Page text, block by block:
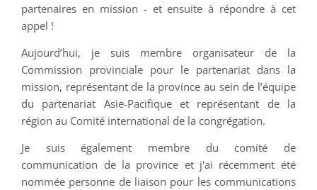
partenaires en mission - et ensuite à répondre à cet
appel !
Aujourd’hui, je suis membre organisateur de la
Commission provinciale pour le partenariat dans la
mission, représentant de la province au sein de l’équipe
du partenariat Asie-Pacifique et représentant de la
région au Comité international de la congrégation.
Je suis également membre du comité de
communication de la province et j'ai récemment été
nommée personne de liaison pour les communications